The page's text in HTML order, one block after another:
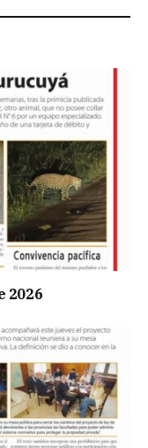
2026